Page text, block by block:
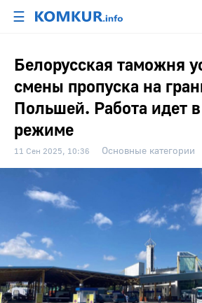
☰
Белорусская таможня
смены пропуска на
Польшей. Работа идет
режиме
11 Сен 2025, 10:36 Основные категории